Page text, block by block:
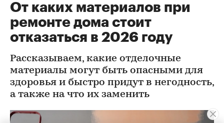
От каких материалов при
ремонте дома стоит
отказаться в 2026 году
Рассказываем, какие отделочные
материалы могут быть опасными для
здоровья и быстро придут в негодность,
а также на что их заменить